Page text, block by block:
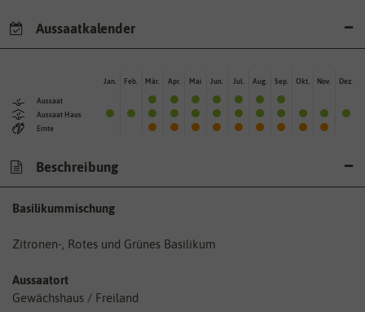
Aussaatkalender
Aussaat
Aussaat Haus
Ernte
Jan. Feb. Mär. Apr. Mai Jun. Jul. Aug. Sep. Okt. Nov. Dez.
Beschreibung
Basilikummischung
Zitronen-, Rotes und Grünes Basilikum
Aussaatort
Gewächshaus / Freiland